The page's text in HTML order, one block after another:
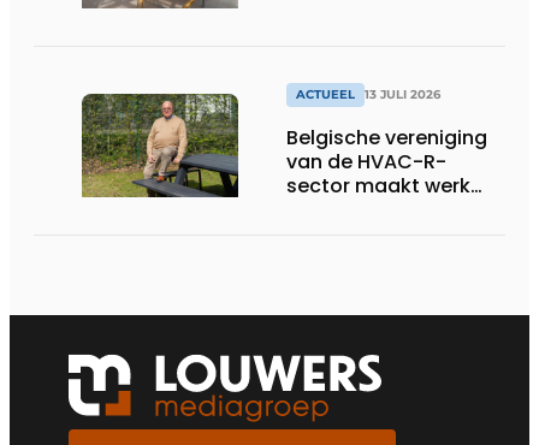
ACTUEEL 13 JULI 2026
Belgische vereniging
van de HVAC-R-
sector maakt werk